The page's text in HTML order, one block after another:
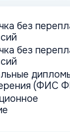
начинающих
психолога